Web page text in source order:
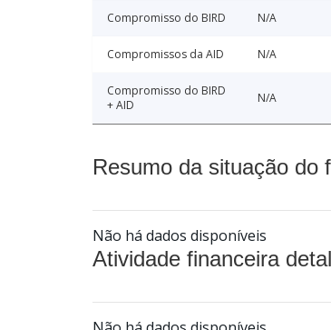
Compromisso do BIRD N/A
Compromissos da AID N/A
Compromisso do BIRD
+ AID
N/A
Resumo da situação do
Não há dados disponíveis
Atividade financeira